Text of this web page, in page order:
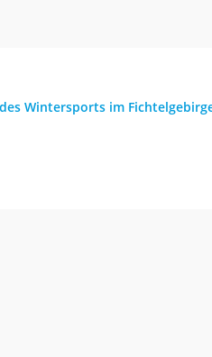
Wintersports im